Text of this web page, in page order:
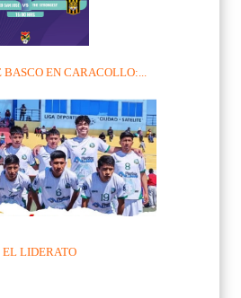
EN CARACOLLO:...
EL LIDERATO